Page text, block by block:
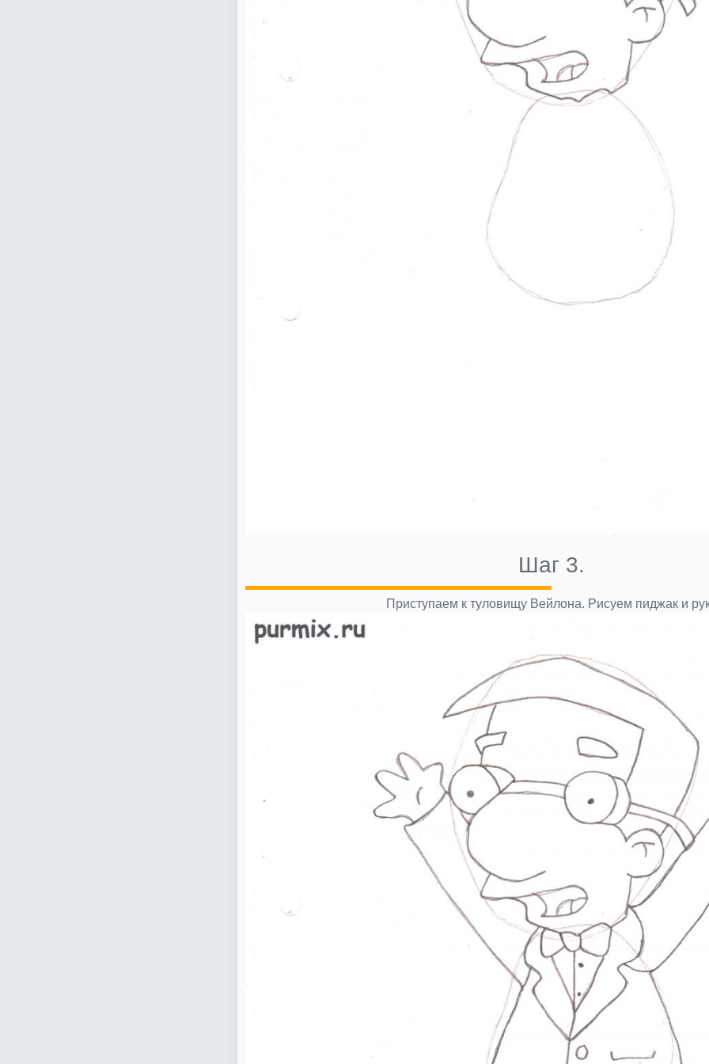
Шаг 3.
Приступаем к туловищу Вейлона. Рисуем пиджак и